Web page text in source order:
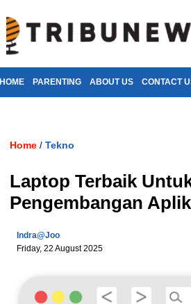
HOME PARENTING ABOUT US CONTACT
Home / Tekno
Laptop Terbaik
Pengembangan
Indra@joo
Friday, 22 August 2025